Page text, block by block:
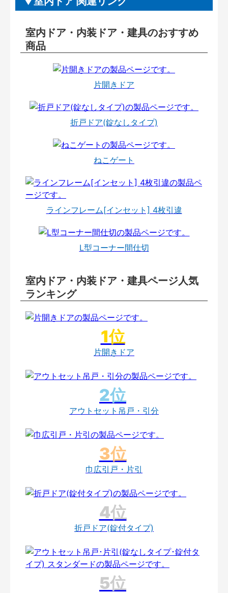
室内ドア・内装ドア・建具のおすすめ
商品
片開きドア
折戸ドア(錠なしタイプ)
ねこゲート
ラインフレーム[インセット] 4枚引違
L型コーナー間仕切
室内ドア・内装ドア・建具ページ人気
ランキング
片開きドア
アウトセット吊戸・引分
巾広引戸・片引
折戸ドア(錠付タイプ)